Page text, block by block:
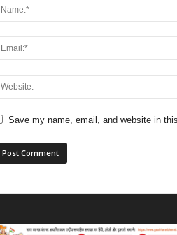
Save my name, email, and website in